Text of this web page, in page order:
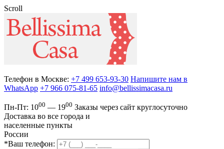
Scroll
Телефон в Москве: +7 499 653-93-30 Напишите нам в
WhatsApp +7 966 075-81-65 info@bellissimacasa.ru
Пн-Пт: 1000 — 1900 Заказы через сайт круглосуточно
Доставка во все города и
населенные пункты
России
*Ваш телефон: